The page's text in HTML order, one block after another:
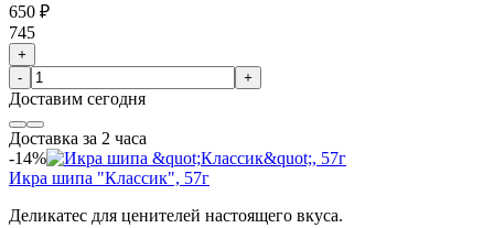
650 ₽
745
+
-
+
Доставим сегодня
Доставка за 2 часа
-14%
Икра шипа "Классик", 57г
Деликатес для ценителей настоящего вкуса.